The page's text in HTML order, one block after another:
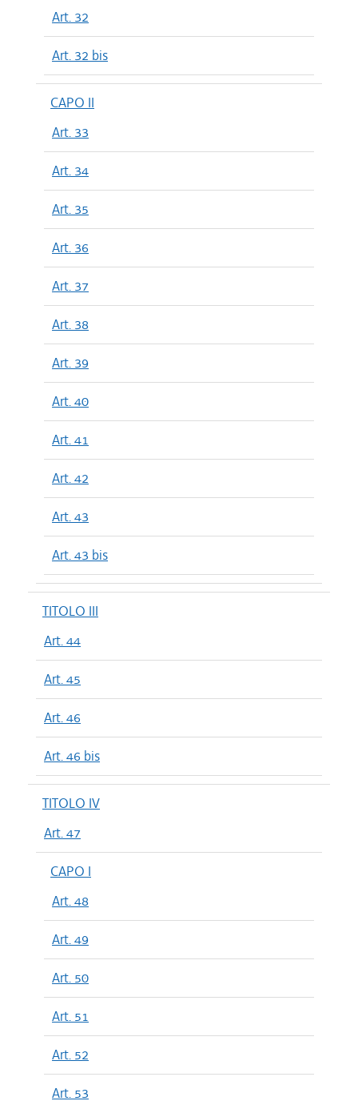
Art. 32
Art. 32 bis
CAPO II
Art. 33
Art. 34
Art. 35
Art. 36
Art. 37
Art. 38
Art. 39
Art. 40
Art. 41
Art. 42
Art. 43
Art. 43 bis
TITOLO III
Art. 44
Art. 45
Art. 46
Art. 46 bis
TITOLO IV
Art. 47
CAPO I
Art. 48
Art. 49
Art. 50
Art. 51
Art. 52
Art. 53